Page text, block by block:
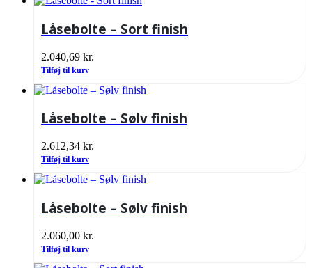
Låsebolte – Sort finish
2.040,69 kr.
Tilføj til kurv
Låsebolte – Sølv finish
2.612,34 kr.
Tilføj til kurv
Låsebolte – Sølv finish
2.060,00 kr.
Tilføj til kurv